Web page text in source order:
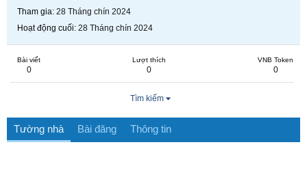
Tham gia 28 Tháng chín 2024
Hoạt động cuối 28 Tháng chín 2024
Bài viết
0
Lượt thích
0
VNB Token
0
Tìm kiếm
Tường nhà Bài đăng Thông tin